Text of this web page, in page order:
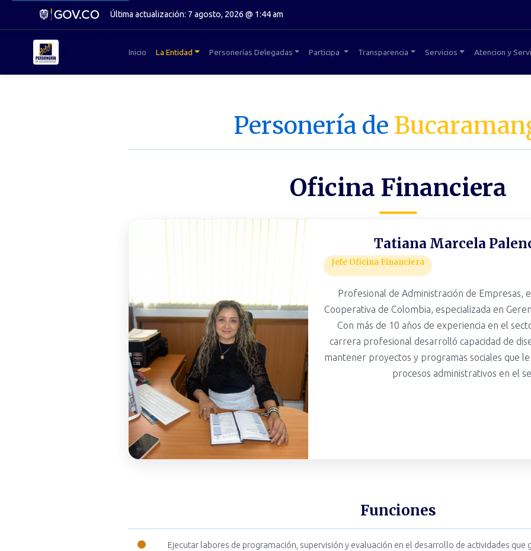
Última actualización: 7 agosto, 2026 @ 1:44 am
Inicio La Entidad Personerías Delegadas Participa Transparencia Servicios Atencion y
Personería de
Oficina Financiera
Tatiana Marcela
Jefe Oficina Financiera
Profesional de Administración de Empresas,
Cooperativa de Colombia, especializada en
Con más de 10 años de experiencia en el
carrera profesional desarrolló capacidad de
mantener proyectos y programas sociales que
procesos administrativos en el
Funciones
Ejecutar labores de programación, supervisión y evaluación en el desarrollo de actividades que